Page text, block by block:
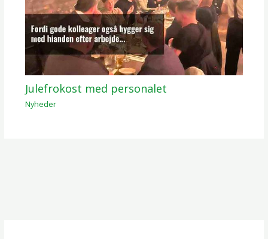
Julefrokost med personalet
Nyheder/ Af